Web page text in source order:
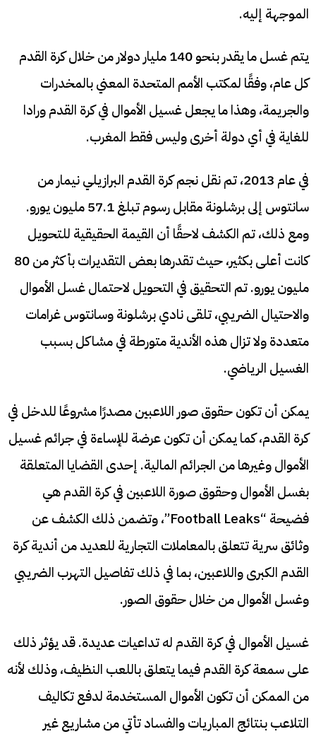
الموجهة إليه.
يتم غسل ما يقدر بنحو 140 مليار دولار من خلال كرة القدم
كل عام، وفقًا لمكتب الأمم المتحدة المعني بالمخدرات
والجريمة، وهذا ما يجعل غسيل الأموال في كرة القدم ورادا
للغاية في أي دولة أخرى وليس فقط المغرب.
في عام 2013، تم نقل نجم كرة القدم البرازيلي نيمار من
سانتوس إلى برشلونة مقابل رسوم تبلغ 57.1 مليون يورو.
ومع ذلك، تم الكشف لاحقًا أن القيمة الحقيقية للتحويل
كانت أعلى بكثير، حيث تقدرها بعض التقديرات بأكثر من 80
مليون يورو. تم التحقيق في التحويل لاحتمال غسل الأموال
والاحتيال الضريبي، تلقى نادي برشلونة وسانتوس غرامات
متعددة ولا تزال هذه الأندية متورطة في مشاكل بسبب
الغسيل الرياضي.
يمكن أن تكون حقوق صور اللاعبين مصدرًا مشروعًا للدخل في
كرة القدم، كما يمكن أن تكون عرضة للإساءة في جرائم غسيل
الأموال وغيرها من الجرائم المالية. إحدى القضايا المتعلقة
بغسل الأموال وحقوق صورة اللاعبين في كرة القدم هي
فضيحة “Football Leaks”، وتضمن ذلك الكشف عن
وثائق سرية تتعلق بالمعاملات التجارية للعديد من أندية كرة
القدم الكبرى واللاعبين، بما في ذلك تفاصيل التهرب الضريبي
وغسل الأموال من خلال حقوق الصور.
غسيل الأموال في كرة القدم له تداعيات عديدة. قد يؤثر ذلك
على سمعة كرة القدم فيما يتعلق باللعب النظيف، وذلك لأنه
من الممكن أن تكون الأموال المستخدمة لدفع تكاليف
التلاعب بنتائج المباريات والفساد تأتي من مشاريع غير